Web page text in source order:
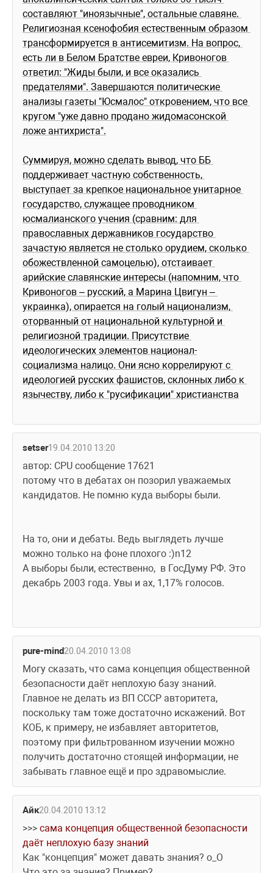
составляют "иноязычные", остальные славяне.
Религиозная ксенофобия естественным образом
трансформируется в антисемитизм. На вопрос,
есть ли в Белом Братстве евреи, Кривоногов
ответил: "Жиды были, и все оказались
предателями". Завершаются политические
анализы газеты "Юсмалос" откровением, что все
кругом "уже давно продано жидомасонской
ложе антихриста".
Суммируя, можно сделать вывод, что ББ
поддерживает частную собственность,
выступает за крепкое национальное унитарное
государство, служащее проводником
юсмалианского учения (сравним: для
православных державников государство
зачастую является не столько орудием, сколько
обожествленной самоцелью), отстаивает
арийские славянские интересы (напомним, что
Кривоногов – русский, а Марина Цвигун –
украинка), опирается на голый национализм,
оторванный от национальной культурной и
религиозной традиции. Присутствие
идеологических элементов национал-
социализма налицо. Они ясно коррелируют с
идеологией русских фашистов, склонных либо к
язычеству, либо к "русификации" христианства
setser19.04.2010 13:20
автор: CPU сообщение 17621
потому что в дебатах он позорил уважаемых
кандидатов. Не помню куда выборы были.
На то, они и дебаты. Ведь выглядеть лучше
можно только на фоне плохого :)n12
А выборы были, естественно,  в ГосДуму РФ. Это
декабрь 2003 года. Увы и ах, 1,17% голосов.
pure-mind20.04.2010 13:08
Могу сказать, что сама концепция общественной
безопасности даёт неплохую базу знаний.
Главное не делать из ВП СССР авторитета,
поскольку там тоже достаточно искажений. Вот
КОБ, к примеру, не избавляет авторитетов,
поэтому при фильтрованном изучении можно
получить достаточно стоящей информации, не
забывать главное ещё и про здравомыслие.
Айк20.04.2010 13:12
>>> сама концепция общественной безопасности
даёт неплохую базу знаний
Как "концепция" может давать знания? о_О